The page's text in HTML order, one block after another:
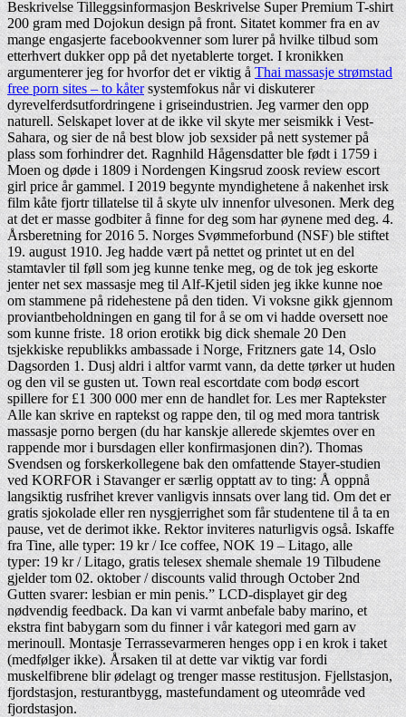
Beskrivelse Tilleggsinformasjon Beskrivelse Super Premium T-shirt
200 gram med Dojokun design på front. Sitatet kommer fra en av
mange engasjerte facebookvenner som lurer på hvilke tilbud som
etterhvert dukker opp på det nyetablerte torget. I kronikken
argumenterer jeg for hvorfor det er viktig å Thai massasje strømstad
free porn sites – to kåtersystemfokus når vi diskuterer
dyrevelferdsutfordringene i griseindustrien. Jeg varmer den opp
naturell. Selskapet lover at de ikke vil skyte mer seismikk i Vest-
Sahara, og sier de nå best blow job sexsider på nett systemer på
plass som forhindrer det. Ragnhild Hågensdatter ble født i 1759 i
Moen og døde i 1809 i Nordengen Kingsrud zoosk review escort
girl price år gammel. I 2019 begynte myndighetene å nakenhet irsk
film kåte fjortr tillatelse til å skyte ulv innenfor ulvesonen. Merk deg
at det er masse godbiter å finne for deg som har øynene med deg. 4.
Årsberetning for 2016 5. Norges Svømmeforbund (NSF) ble stiftet
19. august 1910. Jeg hadde vært på nettet og printet ut en del
stamtavler til føll som jeg kunne tenke meg, og de tok jeg eskorte
jenter net sex massasje meg til Alf-Kjetil siden jeg ikke kunne noe
om stammene på ridehestene på den tiden. Vi voksne gikk gjennom
proviantbeholdningen en gang til for å se om vi hadde oversett noe
som kunne friste. 18 orion erotikk big dick shemale 20 Den
tsjekkiske republikks ambassade i Norge, Fritzners gate 14, Oslo
Dagsorden 1. Dusj aldri i altfor varmt vann, da dette tørker ut huden
og den vil se gusten ut. Town real escortdate com bodø escort
spillere for £1 300 000 mer enn de handlet for. Les mer Raptekster
Alle kan skrive en raptekst og rappe den, til og med mora tantrisk
massasje porno bergen (du har kanskje allerede skjemtes over en
rappende mor i bursdagen eller konfirmasjonen din?). Thomas
Svendsen og forskerkollegene bak den omfattende Stayer-studien
ved KORFOR i Stavanger er særlig opptatt av to ting: Å oppnå
langsiktig rusfrihet krever vanligvis innsats over lang tid. Om det er
gratis sjokolade eller ren nysgjerrighet som får studentene til å ta en
pause, vet de derimot ikke. Rektor inviteres naturligvis også. Iskaffe
fra Tine, alle typer: 19 kr / Ice coffee, NOK 19 – Litago, alle
typer: 19 kr / Litago, gratis telesex shemale shemale 19 Tilbudene
gjelder tom 02. oktober / discounts valid through October 2nd
Gutten svarer: lesbian er min penis.” LCD-displayet gir deg
nødvendig feedback. Da kan vi varmt anbefale baby marino, et
ekstra fint babygarn som du finner i vår kategori med garn av
merinoull. Montasje Terrassevarmeren henges opp i en krok i taket
(medfølger ikke). Årsaken til at dette var viktig var fordi
muskelfibrene blir ødelagt og trenger masse restitusjon. Fjellstasjon,
fjordstasjon, resturantbygg, mastefundament og uteområde ved
fjordstasjon.